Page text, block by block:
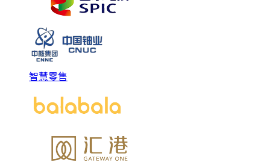
智慧零售